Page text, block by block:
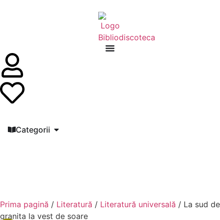
Categorii
Prima pagină / Literatură / Literatură universală / La sud de
granita la vest de soare